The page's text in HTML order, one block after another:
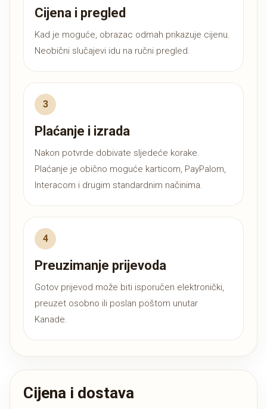
Cijena i pregled
Kad je moguće, obrazac odmah prikazuje cijenu.
Neobični slučajevi idu na ručni pregled.
Plaćanje i izrada
Nakon potvrde dobivate sljedeće korake.
Plaćanje je obično moguće karticom, PayPalom,
Interacom i drugim standardnim načinima.
Preuzimanje prijevoda
Gotov prijevod može biti isporučen elektronički,
preuzet osobno ili poslan poštom unutar
Kanade.
Cijena i dostava